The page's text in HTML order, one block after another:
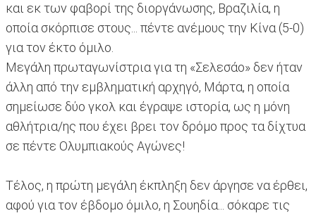
και εκ των φαβορί της διοργάνωσης, Βραζιλία, η
οποία σκόρπισε στους... πέντε ανέμους την Κίνα (5-0)
για τον έκτο όμιλο.
Μεγάλη πρωταγωνίστρια για τη «Σελεσάο» δεν ήταν
άλλη από την εμβληματική αρχηγό, Μάρτα, η οποία
σημείωσε δύο γκολ και έγραψε ιστορία, ως η μόνη
αθλήτρια/ης που έχει βρει τον δρόμο προς τα δίχτυα
σε πέντε Ολυμπιακούς Αγώνες!
Τέλος, η πρώτη μεγάλη έκπληξη δεν άργησε να έρθει,
αφού για τον έβδομο όμιλο, η Σουηδία... σόκαρε τις